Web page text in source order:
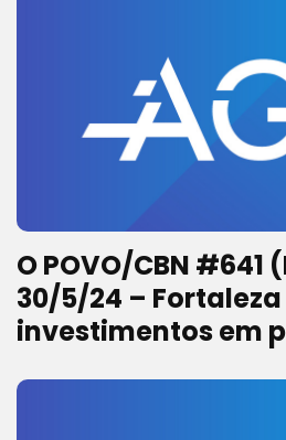
O POVO/CBN #641
30/5/24 –
investimentos em